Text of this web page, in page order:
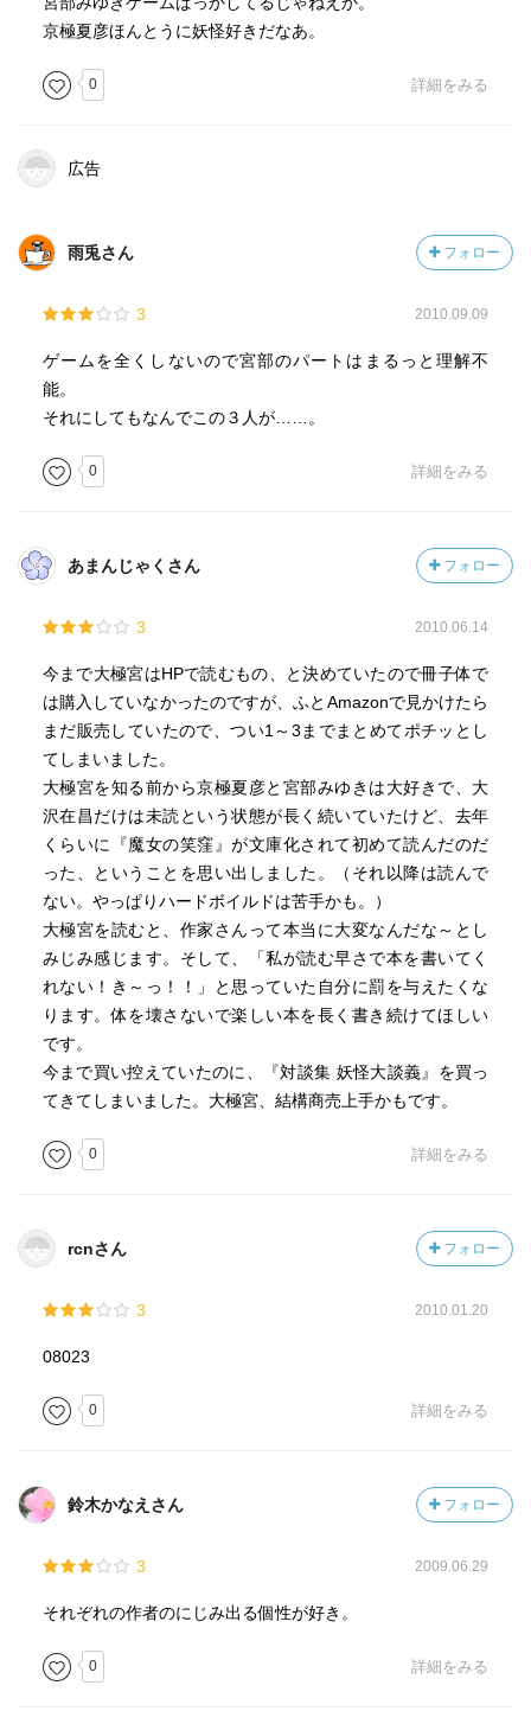
京極夏彦ほんとうに妖怪好きだなあ。
0 詳細をみる
広告
雨兎さん フォロー
3 2010.09.09
ゲームを全くしないので宮部のパートはまるっと理解不
能。
それにしてもなんでこの３人が……。
0 詳細をみる
あまんじゃくさん フォロー
3 2010.06.14
今まで大極宮はHPで読むもの、と決めていたので冊子体で
は購入していなかったのですが、ふとAmazonで見かけたら
まだ販売していたので、つい1～3までまとめてポチッとし
てしまいました。
大極宮を知る前から京極夏彦と宮部みゆきは大好きで、大
沢在昌だけは未読という状態が長く続いていたけど、去年
くらいに『魔女の笑窪』が文庫化されて初めて読んだのだ
った、ということを思い出しました。（それ以降は読んで
ない。やっぱりハードボイルドは苦手かも。）
大極宮を読むと、作家さんって本当に大変なんだな～とし
みじみ感じます。そして、「私が読む早さで本を書いてく
れない！き～っ！！」と思っていた自分に罰を与えたくな
ります。体を壊さないで楽しい本を長く書き続けてほしい
です。
今まで買い控えていたのに、『対談集 妖怪大談義』を買っ
てきてしまいました。大極宮、結構商売上手かもです。
0 詳細をみる
rcnさん フォロー
3 2010.01.20
08023
0 詳細をみる
鈴木かなえさん フォロー
3 2009.06.29
それぞれの作者のにじみ出る個性が好き。
0 詳細をみる